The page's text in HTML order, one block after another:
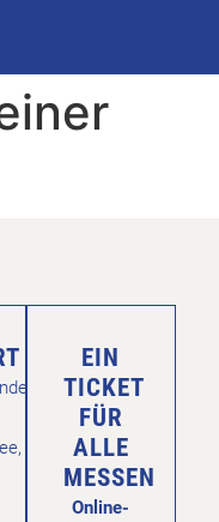
EIN
TICKET
FÜR
ALLE
MESSEN
Online-